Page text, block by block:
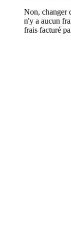
Non, changer
n'y a aucun
frais facturé